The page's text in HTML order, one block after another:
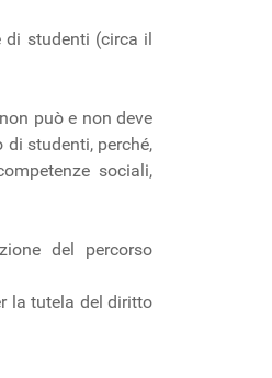
di studenti (circa il
può e non deve
di studenti, perché,
sociali,
del percorso
la tutela del diritto